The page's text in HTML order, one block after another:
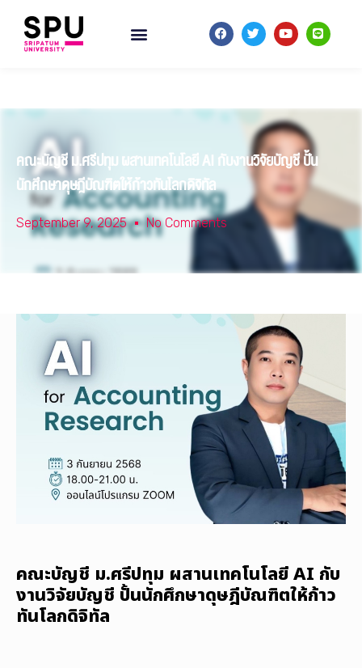
คณะบัญชี ม.ศรีปทุม ผสานเทคโนโลยี AI กับงานวิจัยบัญชี ปั้น
นักศึกษาดุษฎีบัณฑิตให้ก้าวทันโลกดิจิทัล
September 9, 2025 No Comments
คณะบัญชี ม.ศรีปทุม ผสานเทคโนโลยี AI กับ
งานวิจัยบัญชี ปั้นนักศึกษาดุษฎีบัณฑิตให้ก้าว
ทันโลกดิจิทัล